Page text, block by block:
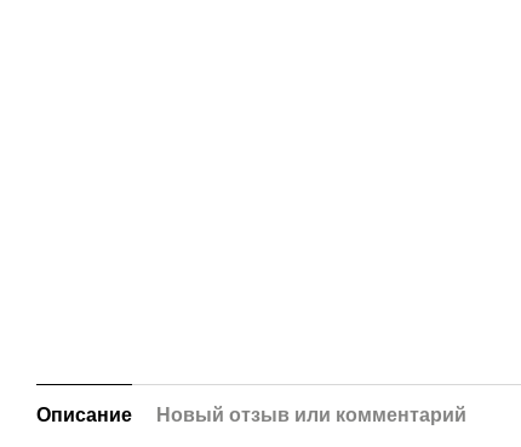
Описание Новый отзыв или комментарий